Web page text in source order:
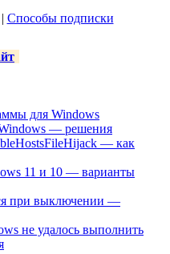
Способы подписки
для Windows
— решения
— как
11 и 10 — варианты
при выключении —
не удалось выполнить